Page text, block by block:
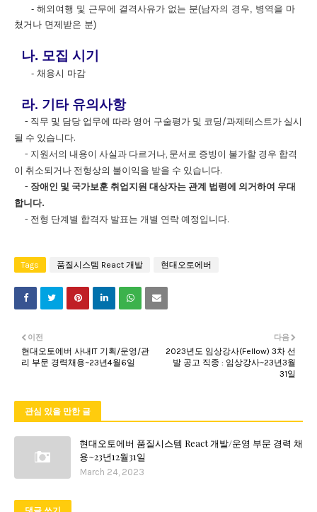
- 해외여행 및 근무에 결격사유가 없는 분(남자의 경우, 병역을 마
쳤거나 면제받은 분)
나. 모집 시기
- 채용시 마감
라. 기타 유의사항
- 직무 및 담당 업무에 따라 영어 구술평가 및 코딩/과제테스트가 실시
될 수 있습니다.
- 지원서의 내용이 사실과 다르거나, 문서로 증빙이 불가할 경우 합격
이 취소되거나 전형상의 불이익을 받을 수 있습니다.
- 장애인 및 국가보훈 취업지원 대상자는 관계 법령에 의거하여 우대
합니다.
- 전형 단계별 합격자 발표는 개별 연락 예정입니다.
Tags 품질시스템 React 개발 현대오토에버
다음
2023년도 임상강사(Fellow) 3차 선
발 공고 직종 : 임상강사~23년3월
31일
이전
현대오토에버 사내IT 기획/운영/관
리 부문 경력채용~23년4월6일
관심 있을 만한 글
현대오토에버 품질시스템 React 개발/운영 부문 경력 채
용~23년12월31일
March 24, 2023